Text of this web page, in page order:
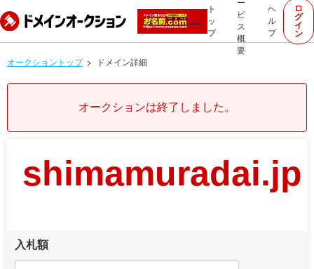
ト
ッ
プ
ー
ビ
ス
概
要
ヘ
ル
プ
ロ
グ
イ
ン
オークショントップ ドメイン詳細
オークションは終了しました。
shimamuradai.jp
入札額